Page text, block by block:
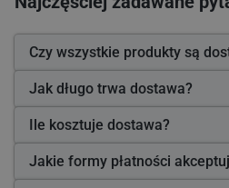
Czy wszystkie produkty są
Jak długo trwa dostawa?
Ile kosztuje dostawa?
Jakie formy płatności